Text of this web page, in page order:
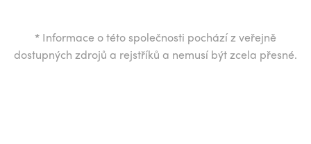
* Informace o této společnosti pochází z veřejně
dostupných zdrojů a rejstříků a nemusí být zcela přesné.